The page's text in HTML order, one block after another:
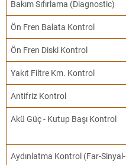
Bakım Sıfırlama (Diagnostic)
Ön Fren Balata Kontrol
Ön Fren Diski Kontrol
Yakıt Filtre Km. Kontrol
Antifriz Kontrol
Akü Güç - Kutup Başı Kontrol
Aydınlatma Kontrol (Far-Sinyal-